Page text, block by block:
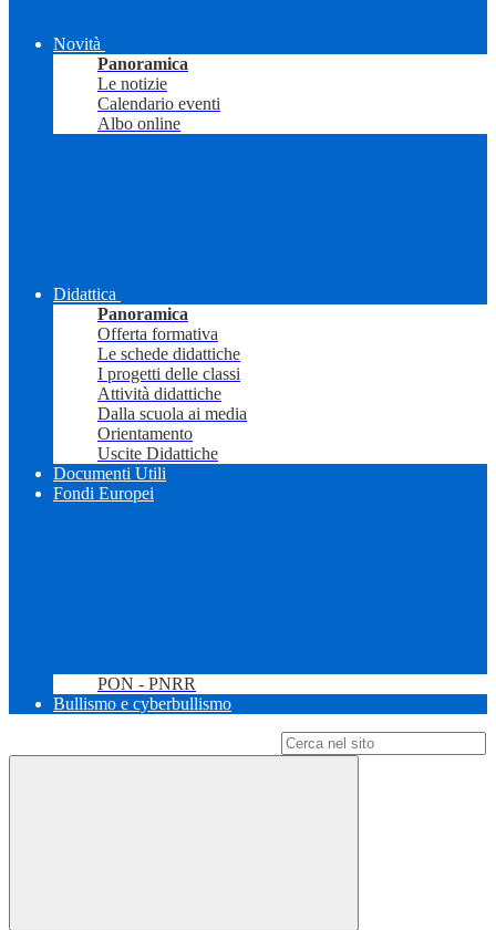
Novità
Panoramica
Le notizie
Calendario eventi
Albo online
Didattica
Panoramica
Offerta formativa
Le schede didattiche
I progetti delle classi
Attività didattiche
Dalla scuola ai media
Orientamento
Uscite Didattiche
Documenti Utili
Fondi Europei
PON - PNRR
Bullismo e cyberbullismo